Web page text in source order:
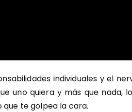
individuales y el
uno quiera y más que nada,
que te golpea la cara.